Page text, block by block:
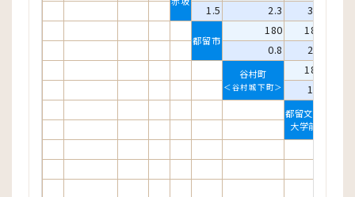
1.5
2.3 3.5
都留市
180 180
0.8
2.0
谷村町
＜谷村城下町＞
180
1.2
都留文科
大学前